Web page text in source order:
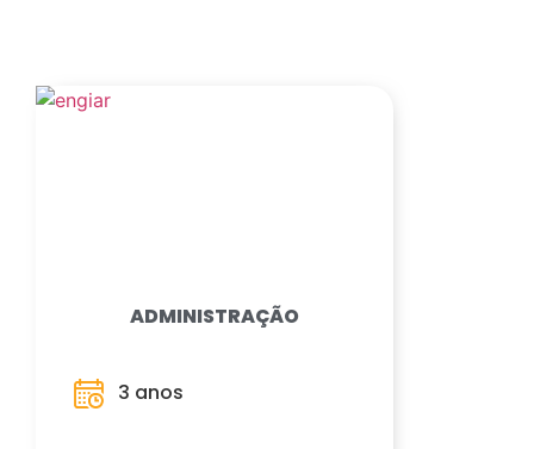
ADMINISTRAÇÃO
3 anos